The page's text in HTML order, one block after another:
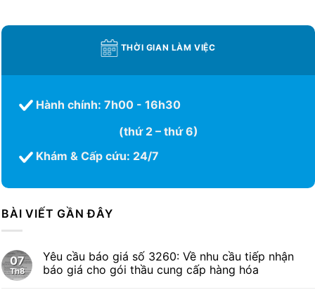
THỜI GIAN LÀM VIỆC
Hành chính: 7h00 - 16h30
(thứ 2 – thứ 6)
Khám & Cấp cứu: 24/7
BÀI VIẾT GẦN ĐÂY
07
Th8
Yêu cầu báo giá số 3260: Về nhu cầu tiếp nhận
báo giá cho gói thầu cung cấp hàng hóa